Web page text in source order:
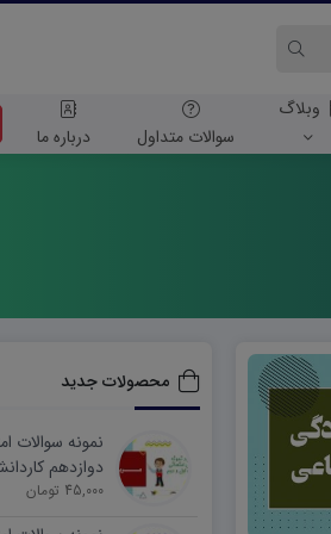
وبلاگ
سوالات متداول درباره ما
محصولات جدید
نمونه سوالات
دوازدهم
شهریورماه ۱۴۰۵ word
45,000 تومان